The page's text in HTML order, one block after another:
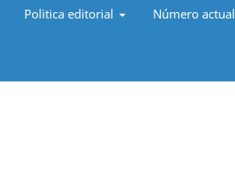
Politica editorial Número actual